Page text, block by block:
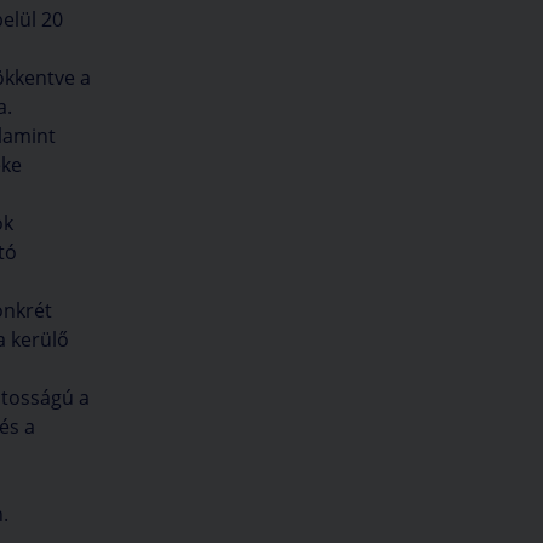
20
a
kerülő
a
a